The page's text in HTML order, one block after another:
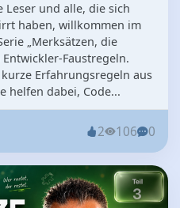
Leser und alle, die sich
haben, willkommen im
„Merksätzen, die
Faustregeln.
Erfahrungsregeln aus
helfen dabei, Code...
2 106 0